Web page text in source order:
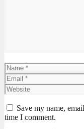
Name
Save my name,
time I comment.